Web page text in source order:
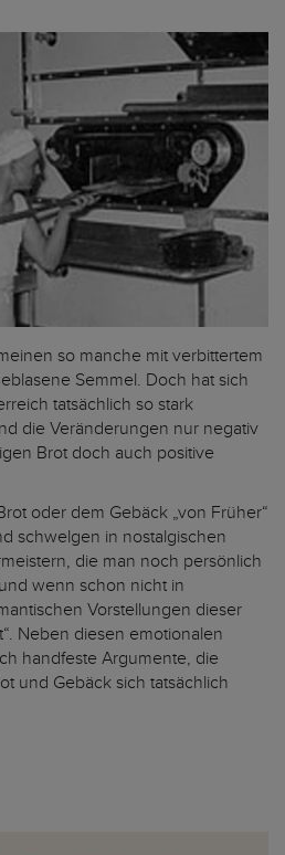
so manche mit verbittertem
Semmel. Doch hat sich
tatsächlich so stark
die Veränderungen nur negativ
Brot doch auch positive
oder dem Gebäck „von Früher“
schwelgen in nostalgischen
die man noch persönlich
wenn schon nicht in
Vorstellungen dieser
Neben diesen emotionalen
handfeste Argumente, die
und Gebäck sich tatsächlich